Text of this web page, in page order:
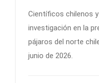
Científicos chilenos
investigación en la
pájaros del norte
junio de 2026.